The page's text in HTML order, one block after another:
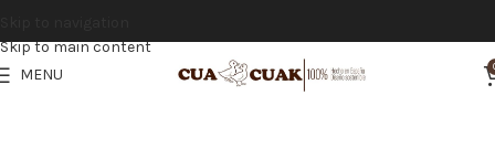
Skip to main content
MENU